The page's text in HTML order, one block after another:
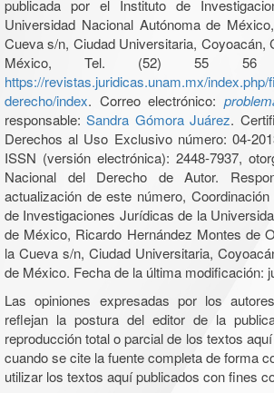
publicada por el Instituto de
Universidad Nacional Autónoma de
Cueva s/n, Ciudad Universitaria, Coyoacán,
México, Tel. (52) 55
https://revistas.juridicas.unam.mx/index.php/
derecho/index. Correo electrónico:
responsable:Sandra Gómora Juárez.
Derechos al Uso Exclusivo número: 04-
ISSN (versión electrónica): 2448-7937,
Nacional del Derecho de Autor.
actualización de este número,
de Investigaciones Jurídicas de la
de México, Ricardo Hernández Montes de
la Cueva s/n, Ciudad Universitaria,
de México. Fecha de la última modificación:
Las opiniones expresadas por los
reflejan la postura del editor de la
reproducción total o parcial de los textos
cuando se cite la fuente completa de forma
utilizar los textos aquí publicados con fines